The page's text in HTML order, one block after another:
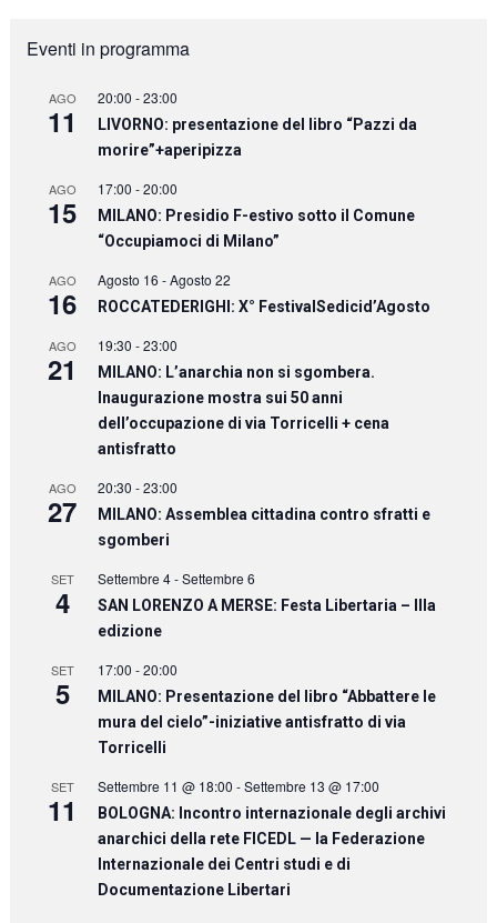
Eventi in programma
AGO
11
20:00 -23:00
LIVORNO: presentazione del libro “Pazzi da
morire”+aperipizza
AGO
15
17:00 -20:00
MILANO: Presidio F-estivo sotto il Comune
“Occupiamoci di Milano”
AGO
16
Agosto 16 -Agosto 22
ROCCATEDERIGHI: X° FestivalSedicid’Agosto
AGO
21
19:30 -23:00
MILANO: L’anarchia non si sgombera.
Inaugurazione mostra sui 50 anni
dell’occupazione di via Torricelli + cena
antisfratto
AGO
27
20:30 -23:00
MILANO: Assemblea cittadina contro sfratti e
sgomberi
SET
4
Settembre 4-Settembre 6
SAN LORENZO A MERSE: Festa Libertaria – IIIa
edizione
SET
5
17:00 -20:00
MILANO: Presentazione del libro “Abbattere le
mura del cielo”-iniziative antisfratto di via
Torricelli
SET
11
Settembre 11 @ 18:00 -Settembre 13 @ 17:00
BOLOGNA: Incontro internazionale degli archivi
anarchici della rete FICEDL — la Federazione
Internazionale dei Centri studi e di
Documentazione Libertari